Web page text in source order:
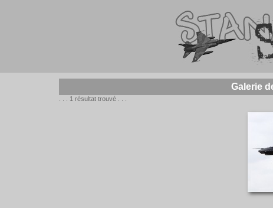
Galerie
. . . 1 résultat trouvé . . .